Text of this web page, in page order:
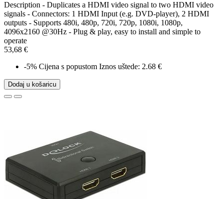
Description - Duplicates a HDMI video signal to two HDMI video
signals - Connectors: 1 HDMI Input (e.g. DVD-player), 2 HDMI
outputs - Supports 480i, 480p, 720i, 720p, 1080i, 1080p,
4096x2160 @30Hz - Plug & play, easy to install and simple to
operate
53,68 €
-5% Cijena s popustom Iznos uštede: 2.68 €
Dodaj u košaricu